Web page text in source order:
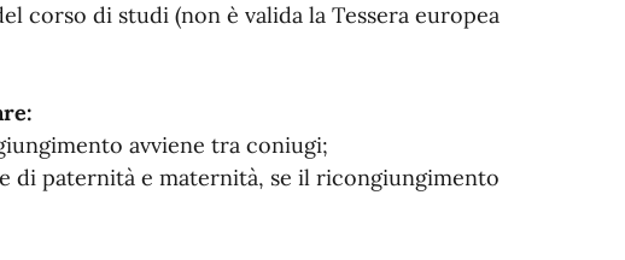
corso di studi (non è valida la Tessera europea
avviene tra coniugi;
di paternità e maternità, se il ricongiungimento